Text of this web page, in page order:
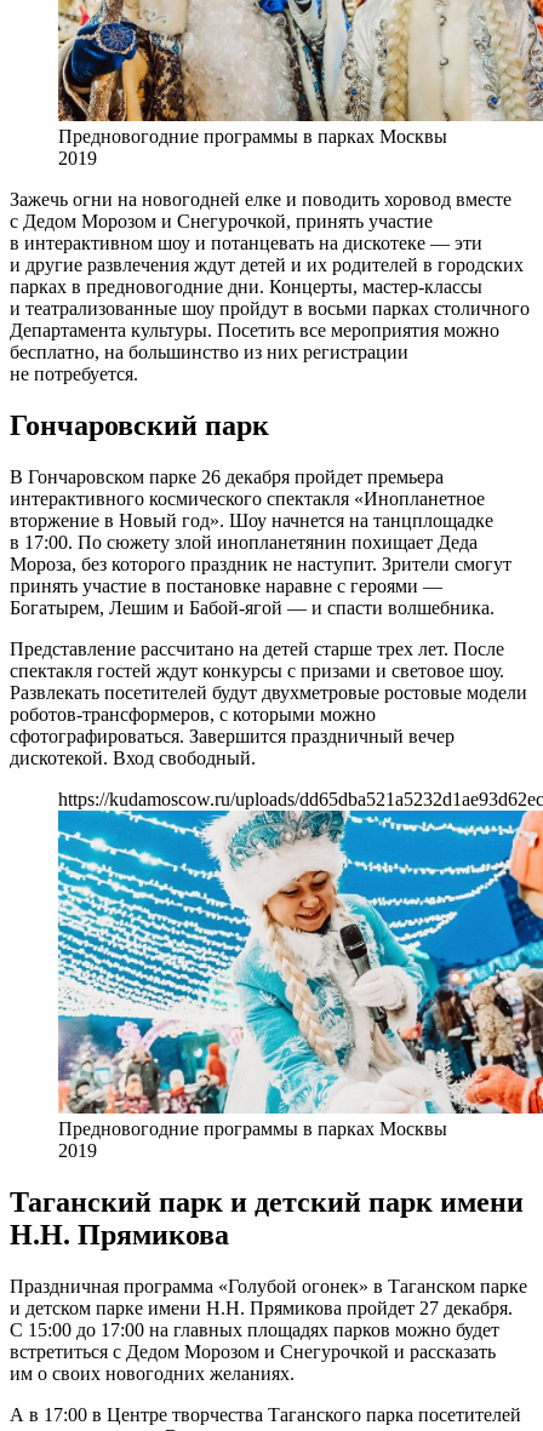
Предновогодние программы в парках Москвы
2019
Зажечь огни на новогодней елке и поводить хоровод вместе
с Дедом Морозом и Снегурочкой, принять участие
в интерактивном шоу и потанцевать на дискотеке — эти
и другие развлечения ждут детей и их родителей в городских
парках в предновогодние дни. Концерты, мастер-классы
и театрализованные шоу пройдут в восьми парках столичного
Департамента культуры. Посетить все мероприятия можно
бесплатно, на большинство из них регистрации
не потребуется.
Гончаровский парк
В Гончаровском парке 26 декабря пройдет премьера
интерактивного космического спектакля «Инопланетное
вторжение в Новый год». Шоу начнется на танцплощадке
в 17:00. По сюжету злой инопланетянин похищает Деда
Мороза, без которого праздник не наступит. Зрители смогут
принять участие в постановке наравне с героями —
Богатырем, Лешим и Бабой-ягой — и спасти волшебника.
Представление рассчитано на детей старше трех лет. После
спектакля гостей ждут конкурсы с призами и световое шоу.
Развлекать посетителей будут двухметровые ростовые модели
роботов-трансформеров, с которыми можно
сфотографироваться. Завершится праздничный вечер
дискотекой. Вход свободный.
https://kudamoscow.ru/uploads/
Предновогодние программы в парках Москвы
2019
Таганский парк и детский парк имени
Н.Н. Прямикова
Праздничная программа «Голубой огонек» в Таганском парке
и детском парке имени Н.Н. Прямикова пройдет 27 декабря.
С 15:00 до 17:00 на главных площадях парков можно будет
встретиться с Дедом Морозом и Снегурочкой и рассказать
им о своих новогодних желаниях.
А в 17:00 в Центре творчества Таганского парка посетителей